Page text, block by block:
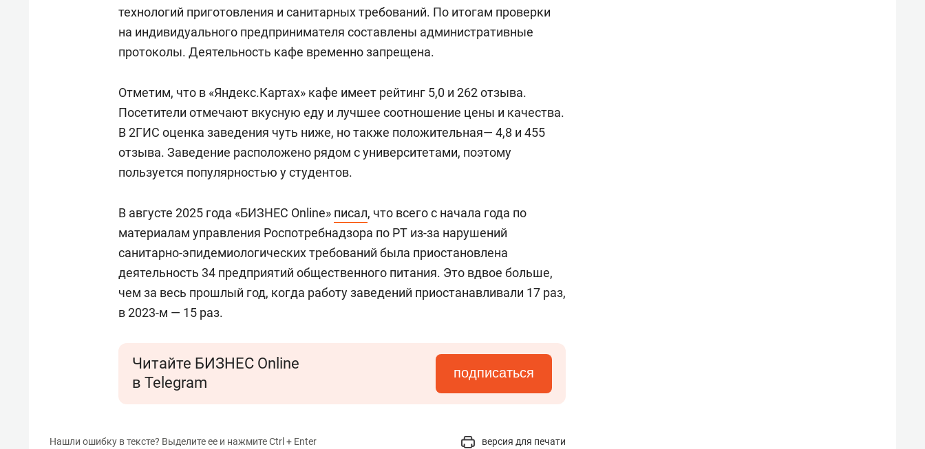
технологий приготовления и санитарных требований. По итогам проверки
на индивидуального предпринимателя составлены административные
протоколы. Деятельность кафе временно запрещена.
Отметим, что в «Яндекс.Картах» кафе имеет рейтинг 5,0 и 262 отзыва.
Посетители отмечают вкусную еду и лучшее соотношение цены и качества.
В 2ГИС оценка заведения чуть ниже, но также положительная— 4,8 и 455
отзыва. Заведение расположено рядом с университетами, поэтому
пользуется популярностью у студентов.
В августе 2025 года «БИЗНЕС Online» писал, что всего с начала года по
материалам управления Роспотребнадзора по РТ из-за нарушений
санитарно-эпидемиологических требований была приостановлена
деятельность 34 предприятий общественного питания. Это вдвое больше,
чем за весь прошлый год, когда работу заведений приостанавливали 17 раз,
в 2023-м — 15 раз.
Читайте БИЗНЕС Online
в Telegram
подписаться
Нашли ошибку в тексте? Выделите ее и нажмите Ctrl + Enter версия для печати